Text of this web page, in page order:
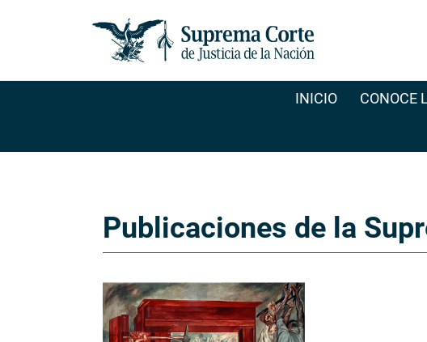
INICIO CONOCE
Publicaciones de la